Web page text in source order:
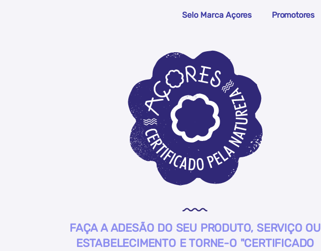
Selo Marca Açores Promotores
FAÇA A ADESÃO DO SEU PRODUTO, SERVIÇO OU
ESTABELECIMENTO E TORNE-O "CERTIFICADO